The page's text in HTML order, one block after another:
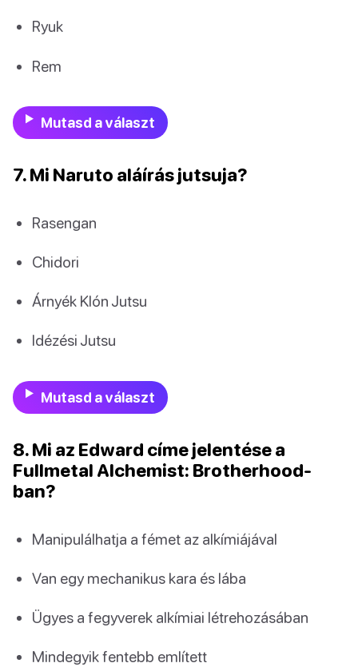
Ryuk
Rem
Mutasd a választ
7. Mi Naruto aláírás jutsuja?
Rasengan
Chidori
Árnyék Klón Jutsu
Idézési Jutsu
Mutasd a választ
8. Mi az Edward címe jelentése a
Fullmetal Alchemist: Brotherhood-
ban?
Manipulálhatja a fémet az alkímiájával
Van egy mechanikus kara és lába
Ügyes a fegyverek alkímiai létrehozásában
Mindegyik fentebb említett